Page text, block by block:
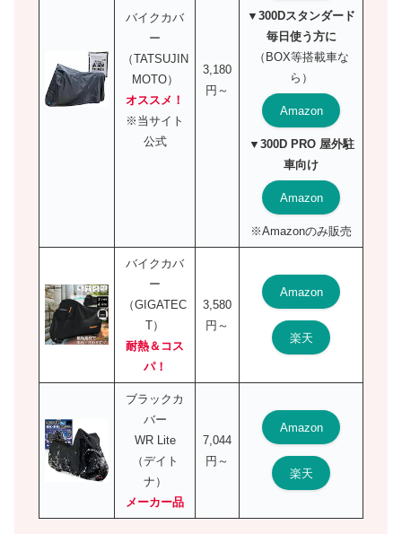
バイクカバ
ー
（TATSUJIN
MOTO）
オススメ！
※当サイト
公式
3,180
円～
▼300Dスタンダード
毎日使う方に
（BOX等搭載車な
ら）
Amazon
▼300D PRO 屋外駐
車向け
Amazon
※Amazonのみ販売
バイクカバ
ー
（GIGATEC
T）
耐熱＆コス
パ！
3,580
円～
Amazon
楽天
ブラックカ
バー
WR Lite
（デイト
ナ）
メーカー品
7,044
円～
Amazon
楽天